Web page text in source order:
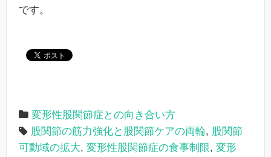
です。
変形性股関節症との向き合い方
股関節の筋力強化と股関節ケアの両輪, 股関節
可動域の拡大, 変形性股関節症の食事制限, 変形